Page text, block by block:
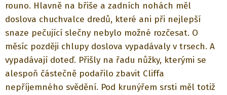
rouno. Hlavně na břiše a zadních nohách měl
doslova chuchvalce dredů, které ani při nejlepší
snaze pečující slečny nebylo možné rozčesat. O
měsíc později chlupy doslova vypadávaly v trsech. A
vypadávají doteď. Přišly na řadu nůžky, kterými se
alespoň částečně podařilo zbavit Cliffa
nepříjemného svědění. Pod krunýřem srsti měl totiž